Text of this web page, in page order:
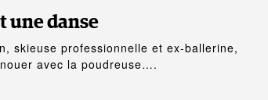
une danse
skieuse professionnelle et ex-ballerine,
avec la poudreuse….